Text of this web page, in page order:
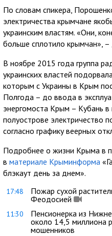
По словам спикера,
электричества крымчане
украинским властям. «Они,
больше сплотило крымчан», –
В ноябре 2015 года группа
украинских властей
которым с Украины в Крым
Полгода – до ввода в
энергомоста Крым – Кубань
полуострове электричество
согласно графику веерных
Подробнее о жизни Крыма в
в материале Крыминформа
блэкаут день за днем».
17:48
Пожар сухой
Феодосией
11:30
Пенсионерка из
около 14,5 миллиона
мошенников